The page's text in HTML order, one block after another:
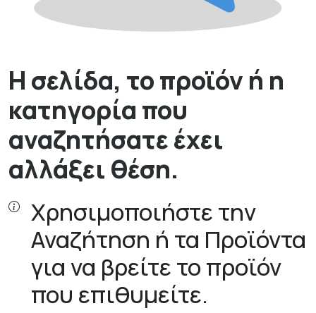
Η σελίδα, το προϊόν ή η
κατηγορία που
αναζητήσατε έχει
αλλάξει θέση.
Χρησιμοποιήστε την
Αναζήτηση ή τα Προϊόντα
για να βρείτε το προϊόν
που επιθυμείτε.